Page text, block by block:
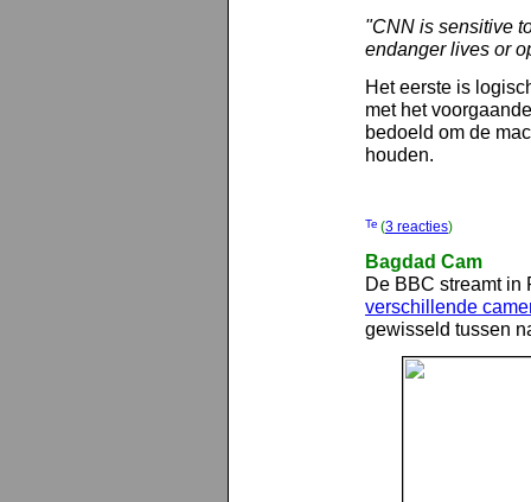
"CNN is sensitive
endanger lives or
Het eerste is
met het
bedoeld om de
houden.
(3 reacties)
Bagdad Cam
De BBC streamt in
verschillende
gewisseld tussen